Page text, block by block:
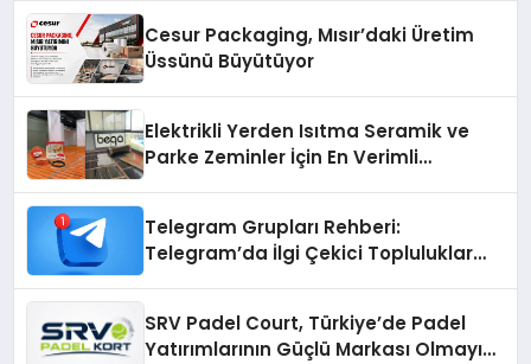
Cesur Packaging, Mısır’daki Üretim
Üssünü Büyütüyor
Elektrikli Yerden Isıtma Seramik ve
Parke Zeminler İçin En Verimli
Telegram Grupları Rehberi:
Telegram’da İlgi Çekici Topluluklar
SRV Padel Court, Türkiye’de Padel
Yatırımlarının Güçlü Markası Olmayı